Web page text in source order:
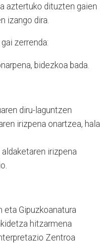
aztertuko dituzten gaien
izango dira.
zerrenda:
bidezkoa bada.
diru-laguntzen
irizpena onartzea, hala
irizpena
eta Gipuzkoanatura
hitzarmena
Zentroa